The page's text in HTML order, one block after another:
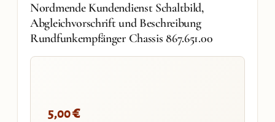
Nordmende Kundendienst Schaltbild,
Abgleichvorschrift und Beschreibung
Rundfunkempfänger Chassis 867.651.00
5,00€